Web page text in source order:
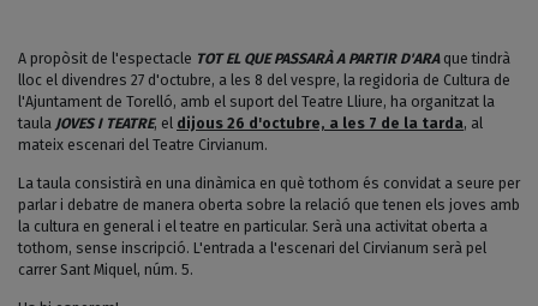
A propòsit de l'espectacle TOT EL QUE PASSARÀ A PARTIR D'ARAque tindrà
lloc el divendres 27 d'octubre, a les 8 del vespre, la regidoria de Cultura de
l'Ajuntament de Torelló, amb el suport del Teatre Lliure, ha organitzat la
taula JOVES I TEATRE, el dijous 26 d'octubre, a les 7 de la tarda, al
mateix escenari del Teatre Cirvianum.
La taula consistirà en una dinàmica en què tothom és convidat a seure per
parlar i debatre de manera oberta sobre la relació que tenen els joves amb
la cultura en general i el teatre en particular. Serà una activitat oberta a
tothom, sense inscripció. L'entrada a l'escenari del Cirvianum serà pel
carrer Sant Miquel, núm. 5.